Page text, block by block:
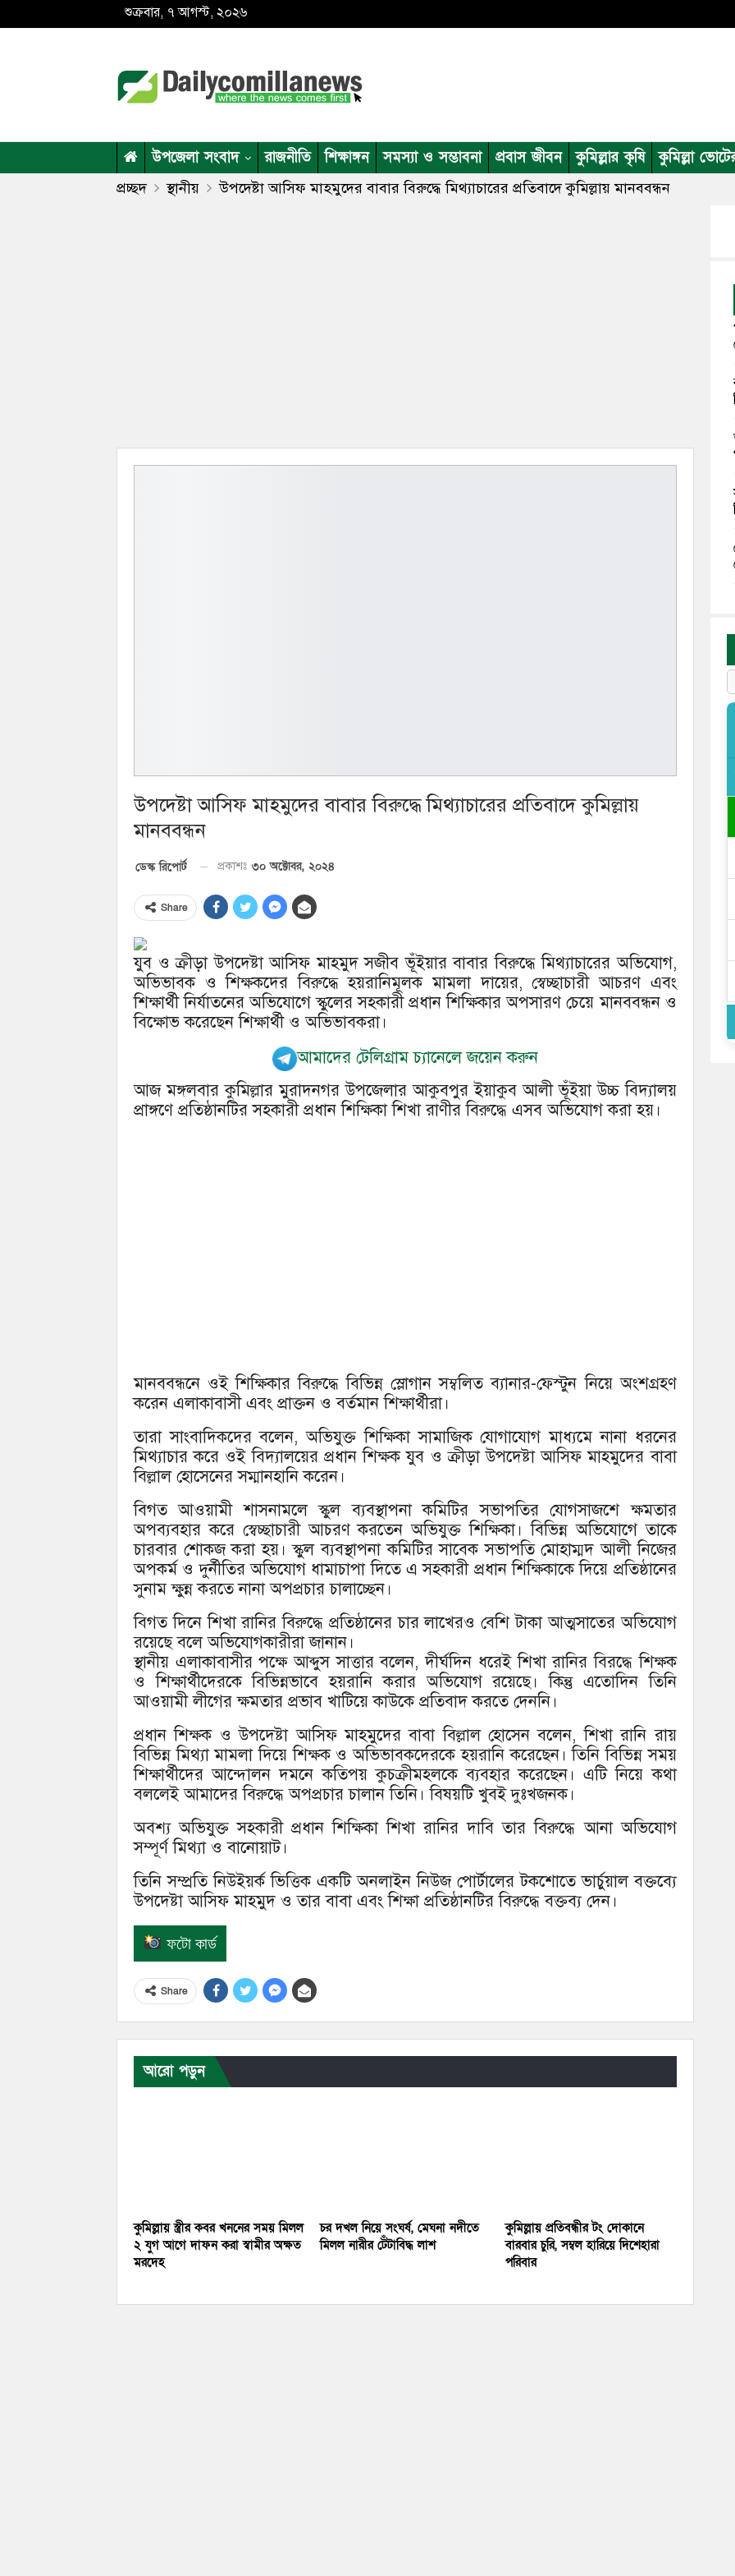
শুক্রবার, ৭ আগস্ট, ২০২৬
উপজেলা সংবাদ রাজনীতি শিক্ষাঙ্গন সমস্যা ও সম্ভাবনা প্রবাস জীবন কুমিল্লার কৃষি কুমিল্লা
প্রচ্ছদ স্থানীয় উপদেষ্টা আসিফ মাহমুদের বাবার বিরুদ্ধে মিথ্যাচারের প্রতিবাদে কুমিল্লায় মানববন্ধন
উপদেষ্টা আসিফ মাহমুদের বাবার বিরুদ্ধে মিথ্যাচারের প্রতিবাদে কুমিল্লায়
মানববন্ধন
ডেস্ক রিপোর্ট প্রকাশঃ ৩০ অক্টোবর, ২০২৪
Share
যুব ও ক্রীড়া উপদেষ্টা আসিফ মাহমুদ সজীব ভূঁইয়ার বাবার বিরুদ্ধে মিথ্যাচারের অভিযোগ,
অভিভাবক ও শিক্ষকদের বিরুদ্ধে হয়রানিমূলক মামলা দায়ের, স্বেচ্ছাচারী আচরণ এবং
শিক্ষার্থী নির্যাতনের অভিযোগে স্কুলের সহকারী প্রধান শিক্ষিকার অপসারণ চেয়ে মানববন্ধন ও
বিক্ষোভ করেছেন শিক্ষার্থী ও অভিভাবকরা।
আমাদের টেলিগ্রাম চ্যানেলে জয়েন করুন
আজ মঙ্গলবার কুমিল্লার মুরাদনগর উপজেলার আকুবপুর ইয়াকুব আলী ভূঁইয়া উচ্চ বিদ্যালয়
প্রাঙ্গণে প্রতিষ্ঠানটির সহকারী প্রধান শিক্ষিকা শিখা রাণীর বিরুদ্ধে এসব অভিযোগ করা হয়।
মানববন্ধনে ওই শিক্ষিকার বিরুদ্ধে বিভিন্ন স্লোগান সম্বলিত ব্যানার-ফেস্টুন নিয়ে অংশগ্রহণ
করেন এলাকাবাসী এবং প্রাক্তন ও বর্তমান শিক্ষার্থীরা।
তারা সাংবাদিকদের বলেন, অভিযুক্ত শিক্ষিকা সামাজিক যোগাযোগ মাধ্যমে নানা ধরনের
মিথ্যাচার করে ওই বিদ্যালয়ের প্রধান শিক্ষক যুব ও ক্রীড়া উপদেষ্টা আসিফ মাহমুদের বাবা
বিল্লাল হোসেনের সম্মানহানি করেন।
বিগত আওয়ামী শাসনামলে স্কুল ব্যবস্থাপনা কমিটির সভাপতির যোগসাজশে ক্ষমতার
অপব্যবহার করে স্বেচ্ছাচারী আচরণ করতেন অভিযুক্ত শিক্ষিকা। বিভিন্ন অভিযোগে তাকে
চারবার শোকজ করা হয়। স্কুল ব্যবস্থাপনা কমিটির সাবেক সভাপতি মোহাম্মদ আলী নিজের
অপকর্ম ও দুর্নীতির অভিযোগ ধামাচাপা দিতে এ সহকারী প্রধান শিক্ষিকাকে দিয়ে প্রতিষ্ঠানের
সুনাম ক্ষুন্ন করতে নানা অপপ্রচার চালাচ্ছেন।
বিগত দিনে শিখা রানির বিরুদ্ধে প্রতিষ্ঠানের চার লাখেরও বেশি টাকা আত্মসাতের অভিযোগ
রয়েছে বলে অভিযোগকারীরা জানান।
স্থানীয় এলাকাবাসীর পক্ষে আব্দুস সাত্তার বলেন, দীর্ঘদিন ধরেই শিখা রানির বিরদ্ধে শিক্ষক
ও শিক্ষার্থীদেরকে বিভিন্নভাবে হয়রানি করার অভিযোগ রয়েছে। কিন্তু এতোদিন তিনি
আওয়ামী লীগের ক্ষমতার প্রভাব খাটিয়ে কাউকে প্রতিবাদ করতে দেননি।
প্রধান শিক্ষক ও উপদেষ্টা আসিফ মাহমুদের বাবা বিল্লাল হোসেন বলেন, শিখা রানি রায়
বিভিন্ন মিথ্যা মামলা দিয়ে শিক্ষক ও অভিভাবকদেরকে হয়রানি করেছেন। তিনি বিভিন্ন সময়
শিক্ষার্থীদের আন্দোলন দমনে কতিপয় কুচক্রীমহলকে ব্যবহার করেছেন। এটি নিয়ে কথা
বললেই আমাদের বিরুদ্ধে অপপ্রচার চালান তিনি। বিষয়টি খুবই দুঃখজনক।
অবশ্য অভিযুক্ত সহকারী প্রধান শিক্ষিকা শিখা রানির দাবি তার বিরুদ্ধে আনা অভিযোগ
সম্পূর্ণ মিথ্যা ও বানোয়াট।
তিনি সম্প্রতি নিউইয়র্ক ভিত্তিক একটি অনলাইন নিউজ পোর্টালের টকশোতে ভার্চুয়াল বক্তব্যে
উপদেষ্টা আসিফ মাহমুদ ও তার বাবা এবং শিক্ষা প্রতিষ্ঠানটির বিরুদ্ধে বক্তব্য দেন।
ফটো কার্ড
Share
আরো পড়ুন
কুমিল্লায় স্ত্রীর কবর খননের সময় মিলল
২ যুগ আগে দাফন করা স্বামীর অক্ষত
মরদেহ
চর দখল নিয়ে সংঘর্ষ, মেঘনা নদীতে
মিলল নারীর টেঁটাবিদ্ধ লাশ
কুমিল্লায় প্রতিবন্ধীর টং দোকানে
বারবার চুরি, সম্বল হারিয়ে দিশেহারা
পরিবার